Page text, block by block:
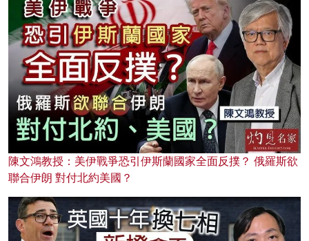
陳文鴻教授：美伊戰爭恐引伊斯蘭國家全面反撲？ 俄羅斯欲
聯合伊朗 對付北約美國？